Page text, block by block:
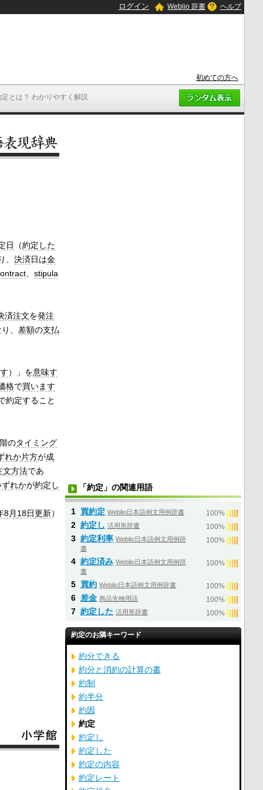
定とは？ わかりやすく解説
ログイン Weblio 辞書 ヘルプ
初めての方へ
日 （約定した
、 決済日は金
、 stipula
済注文を発注
、 差額の支払
）」を意味す
格で買います
約定すること
のタイミング
れか片方が成
文方法であ
ずれかが約定し
8月 18日更新）
「約定」の関連用語
1 買約定 Weblio日本語例文用例辞書 100%
2 約定し 活用形辞書 100%
3 約定利率 Weblio日本語例文用例辞
書
100%
4 約定済み Weblio日本語例文用例辞
書
100%
5 買約 Weblio日本語例文用例辞書 100%
6 差金 商品先物用語 100%
7 約定した 活用形辞書 100%
約定のお隣キーワード
約分できる
約分と消約の計算の書
約制
約半分
約因
約定
約定し
約定した
約定の内容
約定レート